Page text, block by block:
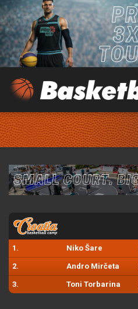
1. Niko Šare
2. Andro Mirčeta
3. Toni Torbarina